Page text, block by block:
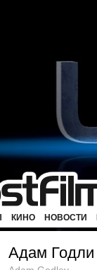
КИНО НОВОСТИ
Адам Годли